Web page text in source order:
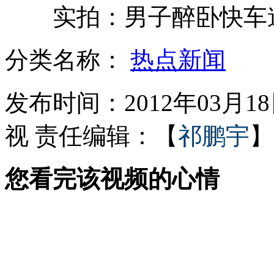
印尼8岁男童每天抽烟两包
拉菲年销中国5万瓶 中国销量却达200万瓶
实拍：男子醉卧快车
分类名称： 热点新闻
发布时间：2012年03月
视 责任编辑：【祁鹏宇 】
您看完该视频的心情